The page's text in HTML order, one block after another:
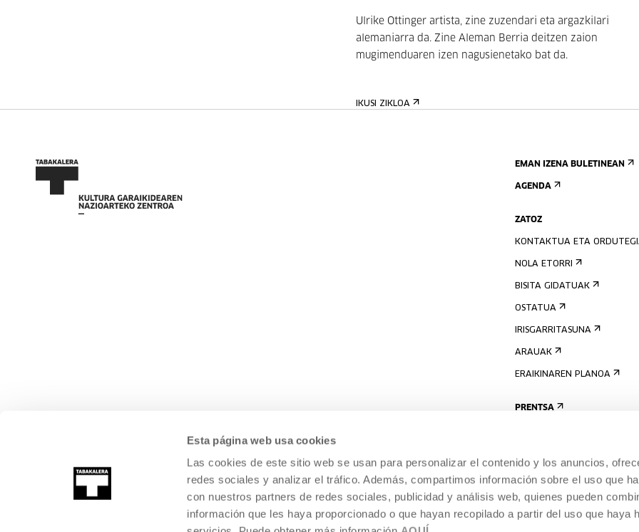
Esta página web usa cookies
Las cookies de este sitio web se usan para personalizar el contenido y los anuncios,
redes sociales y analizar el tráfico. Además, compartimos información sobre el uso que
con nuestros partners de redes sociales, publicidad y análisis web, quienes pueden
información que les haya proporcionado o que hayan recopilado a partir del uso que haya
Ulrike Ottinger artista, zine zuzendari eta argazkilari
alemaniarra da. Zine Aleman Berria deitzen zaion
mugimenduaren izen nagusienetako bat da.
IKUSI ZIKLOA
EMAN IZENA BULETINEAN
AGENDA
ZATOZ
KONTAKTUA ETA
NOLA ETORRI
BISITA GIDATUAK
OSTATUA
IRISGARRITASUNA
ARAUAK
ERAIKINAREN PLANOA
PRENTSA